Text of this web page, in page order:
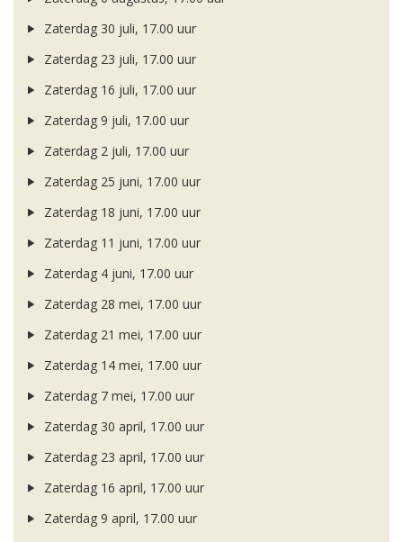
Zaterdag 30 juli, 17.00 uur
Zaterdag 23 juli, 17.00 uur
Zaterdag 16 juli, 17.00 uur
Zaterdag 9 juli, 17.00 uur
Zaterdag 2 juli, 17.00 uur
Zaterdag 25 juni, 17.00 uur
Zaterdag 18 juni, 17.00 uur
Zaterdag 11 juni, 17.00 uur
Zaterdag 4 juni, 17.00 uur
Zaterdag 28 mei, 17.00 uur
Zaterdag 21 mei, 17.00 uur
Zaterdag 14 mei, 17.00 uur
Zaterdag 7 mei, 17.00 uur
Zaterdag 30 april, 17.00 uur
Zaterdag 23 april, 17.00 uur
Zaterdag 16 april, 17.00 uur
Zaterdag 9 april, 17.00 uur